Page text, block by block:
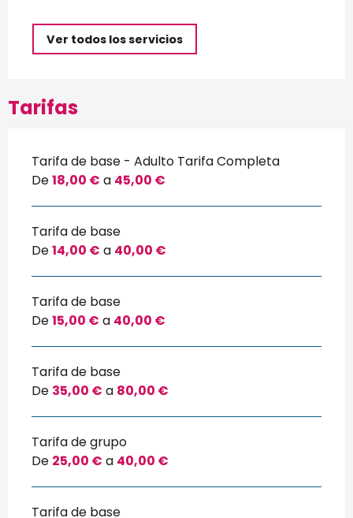
Ver todos los servicios
Tarifas
Tarifa de base - Adulto Tarifa Completa
De18,00 € a 45,00 €
Tarifa de base
De14,00 € a 40,00 €
Tarifa de base
De15,00 € a 40,00 €
Tarifa de base
De 35,00 € a 80,00 €
Tarifa de grupo
De 25,00 € a 40,00 €
Tarifa de base